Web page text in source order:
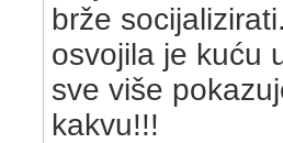
brže
osvojila je kuću
sve više
kakvu!!!